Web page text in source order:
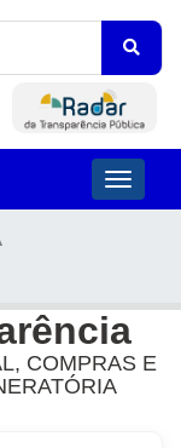
Toggle
COMPRAS E